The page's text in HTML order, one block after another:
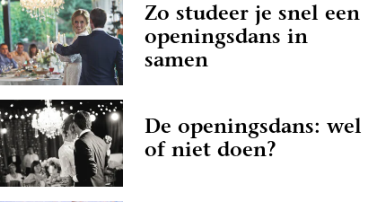
Zo studeer je snel een
openingsdans in
samen
De openingsdans: wel
of niet doen?